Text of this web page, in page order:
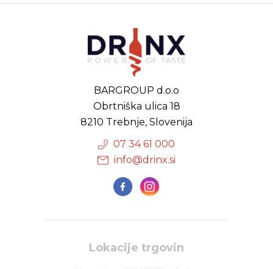
BARGROUP d.o.o
Obrtniška ulica 18
8210 Trebnje, Slovenija
07 34 61 000
info@drinx.si
Lokacije trgovin